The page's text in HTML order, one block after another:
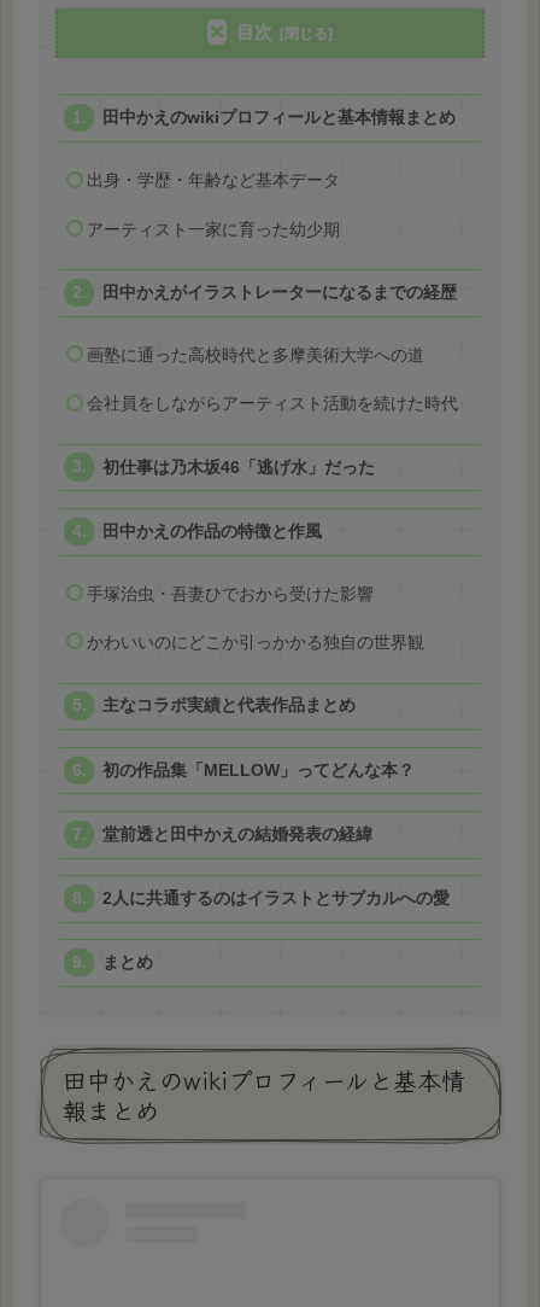
目次
田中かえのwikiプロフィールと基本情報まとめ
出身・学歴・年齢など基本データ
アーティスト一家に育った幼少期
田中かえがイラストレーターになるまでの経歴
画塾に通った高校時代と多摩美術大学への道
会社員をしながらアーティスト活動を続けた時代
初仕事は乃木坂46「逃げ水」だった
田中かえの作品の特徴と作風
手塚治虫・吾妻ひでおから受けた影響
かわいいのにどこか引っかかる独自の世界観
主なコラボ実績と代表作品まとめ
初の作品集「MELLOW」ってどんな本？
堂前透と田中かえの結婚発表の経緯
2人に共通するのはイラストとサブカルへの愛
まとめ
田中かえのwikiプロフィールと基本情
報まとめ